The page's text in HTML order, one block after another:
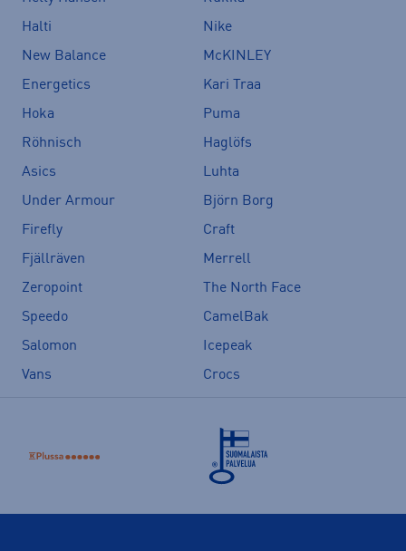
Halti
Nike
New Balance
McKINLEY
Energetics
Kari Traa
Hoka
Puma
Röhnisch
Haglöfs
Asics
Luhta
Under Armour
Björn Borg
Firefly
Craft
Fjällräven
Merrell
Zeropoint
The North Face
Speedo
CamelBak
Salomon
Icepeak
Vans
Crocs